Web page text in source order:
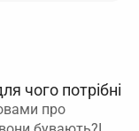
чого потрібні
про